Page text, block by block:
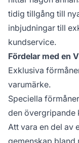
tidig tillgång till
inbjudningar till
kundservice.
Fördelar med en
Exklusiva
varumärke.
Speciella
den övergripande
Att vara en del av